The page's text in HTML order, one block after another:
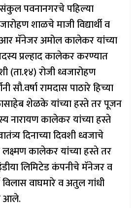
पवनानगरचे पहिल्या
शाळचे माजी विद्यार्थी व
मॅनेजर अमोल कालेकर यांच्या
प्रल्हाद कालेकर करण्यात
(ता.१४) रोजी ध्वजारोहण
सौ.वर्षा रामदास पाठारे हिच्या
शेळके यांच्या हस्ते तर पूजन
नारायण कालेकर यांच्या हस्ते
दिनाच्या दिवशी ध्वजाचे
कालेकर यांच्या हस्ते तर
लिमिटेड कंपनीचे मॅनेजर व
विलास वाघमारे व अतुल गांधी
आले.